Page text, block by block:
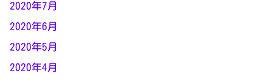
2020年7月
2020年6月
2020年5月
2020年4月